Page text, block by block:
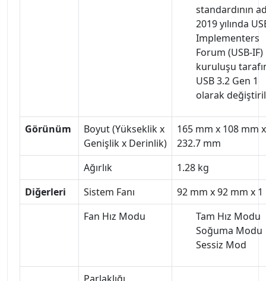
standardının
2019 yılında
Implementers
Forum (USB-IF)
kuruluşu
USB 3.2 Gen 1
olarak
Görünüm
Boyut (Yükseklik x
Genişlik x Derinlik)
165 mm x 108 mm x
232.7 mm
Ağırlık
1.28 kg
Diğerleri
Sistem Fanı
92 mm x 92 mm x 1
Fan Hız Modu
Tam Hız Modu
Soğuma Modu
Sessiz Mod